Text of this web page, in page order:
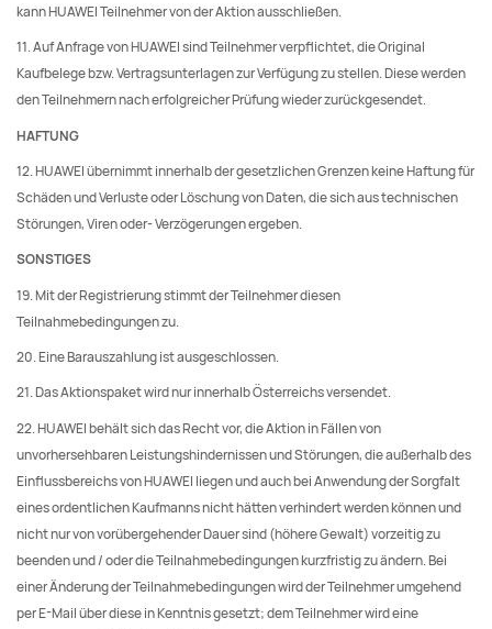
kann HUAWEI Teilnehmer von der Aktion ausschließen.
11. Auf Anfrage von HUAWEI sind Teilnehmer verpflichtet, die Original
Kaufbelege bzw. Vertragsunterlagen zur Verfügung zu stellen. Diese werden
den Teilnehmern nach erfolgreicher Prüfung wieder zurückgesendet.
HAFTUNG
12. HUAWEI übernimmt innerhalb der gesetzlichen Grenzen keine Haftung für
Schäden und Verluste oder Löschung von Daten, die sich aus technischen
Störungen, Viren oder- Verzögerungen ergeben.
SONSTIGES
19. Mit der Registrierung stimmt der Teilnehmer diesen
Teilnahmebedingungen zu.
20. Eine Barauszahlung ist ausgeschlossen.
21. Das Aktionspaket wird nur innerhalb Österreichs versendet.
22. HUAWEI behält sich das Recht vor, die Aktion in Fällen von
unvorhersehbaren Leistungshindernissen und Störungen, die außerhalb des
Einflussbereichs von HUAWEI liegen und auch bei Anwendung der Sorgfalt
eines ordentlichen Kaufmanns nicht hätten verhindert werden können und
nicht nur von vorübergehender Dauer sind (höhere Gewalt) vorzeitig zu
beenden und / oder die Teilnahmebedingungen kurzfristig zu ändern. Bei
einer Änderung der Teilnahmebedingungen wird der Teilnehmer umgehend
per E-Mail über diese in Kenntnis gesetzt; dem Teilnehmer wird eine